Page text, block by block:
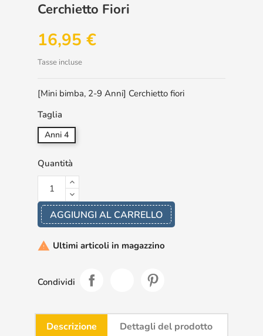
Cerchietto Fiori
16,95 €
Tasse incluse
[Mini bimba, 2-9 Anni] Cerchietto fiori
Taglia
Anni 4
Quantità
AGGIUNGI AL CARRELLO
 Ultimi articoli in magazzino
Condividi
Descrizione Dettagli del prodotto